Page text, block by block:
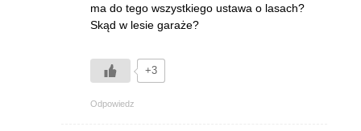
ma do tego wszystkiego ustawa o lasach?
Skąd w lesie garaże?
+3
Odpowiedz